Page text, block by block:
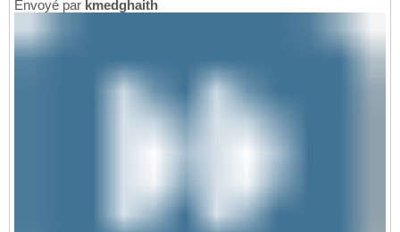
Envoyé par kmedghaith